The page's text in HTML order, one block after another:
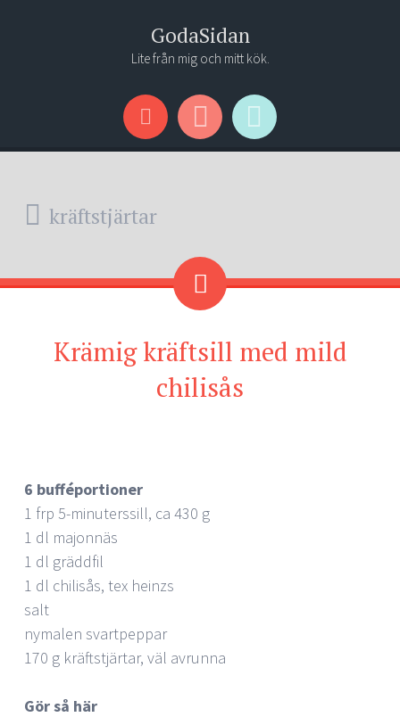
GodaSidan
Lite från mig och mitt kök.
Menu
Widgets
Search
kräftstjärtar
Krämig kräftsill med mild
chilisås
6 bufféportioner
1 frp 5-minuterssill, ca 430 g
1 dl majonnäs
1 dl gräddfil
1 dl chilisås, tex heinzs
salt
nymalen svartpeppar
170 g kräftstjärtar, väl avrunna
Gör så här